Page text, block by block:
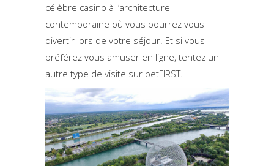
célèbre casino à l’architecture
contemporaine où vous pourrez vous
divertir lors de votre séjour. Et si vous
préférez vous amuser en ligne, tentez un
autre type de visite sur betFIRST.